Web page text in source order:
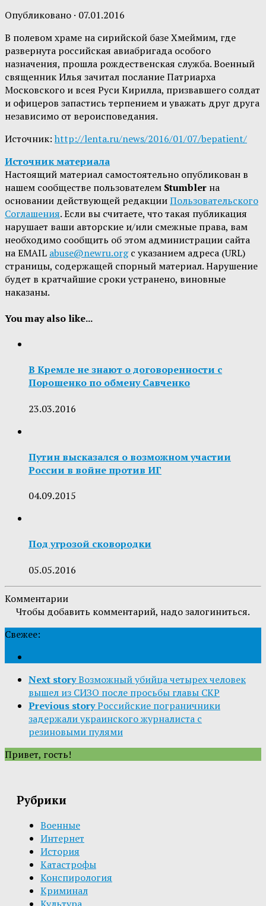
Опубликовано · 07.01.2016
В полевом храме на сирийской базе Хмеймим, где
развернута российская авиабригада особого
назначения, прошла рождественская служба. Военный
священник Илья зачитал послание Патриарха
Московского и всея Руси Кирилла, призвавшего солдат
и офицеров запастись терпением и уважать друг друга
независимо от вероисповедания.
Источник: http://lenta.ru/news/2016/01/07/bepatient/
Источник материала
Настоящий материал самостоятельно опубликован в
нашем сообществе пользователем Stumbler на
основании действующей редакцииПользовательского
Соглашения. Если вы считаете, что такая публикация
нарушает ваши авторские и/или смежные права, вам
необходимо сообщить об этом администрации сайта
на EMAIL abuse@newru.orgс указанием адреса (URL)
страницы, содержащей спорный материал. Нарушение
будет в кратчайшие сроки устранено, виновные
наказаны.
You may also like...
В Кремле не знают о договоренности с
Порошенко по обмену Савченко
23.03.2016
Путин высказался о возможном участии
России в войне против ИГ
04.09.2015
Под угрозой сковородки
05.05.2016
Комментарии
Чтобы добавить комментарий, надо залогиниться.
Свежее:
Next storyВозможный убийца четырех человек
вышел из СИЗО после просьбы главы СКР
Previous storyРоссийские пограничники
задержали украинского журналиста с
резиновыми пулями
Привет, гость!
Рубрики
Военные
Интернет
История
Катастрофы
Конспирология
Криминал